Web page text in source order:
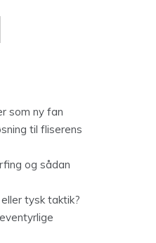
som ny fan
til fliserens
og sådan
tysk taktik?